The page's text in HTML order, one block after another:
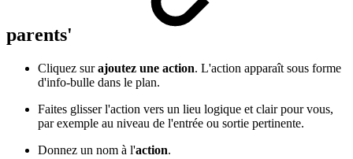
parents'
Cliquez surajoutez une action. L'action apparaît sous forme
d'info-bulle dans le plan.
Faites glisser l'action vers un lieu logique et clair pour vous,
par exemple au niveau de l'entrée ou sortie pertinente.
Donnez un nom à l'action.